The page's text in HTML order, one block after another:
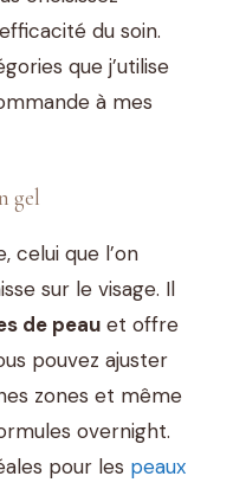
du soin.
que j’utilise
à mes
gel
celui que l’on
sur le visage. Il
de peau et offre
pouvez ajuster
zones et même
overnight.
pour les peaux